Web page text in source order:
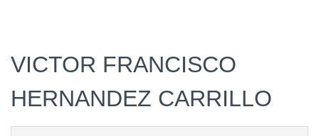
VICTOR FRANCISCO
HERNANDEZ CARRILLO